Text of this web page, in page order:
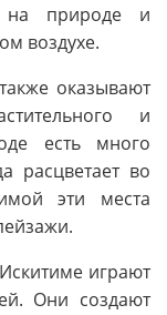
на природе и
воздухе.
оказывают
и
есть много
расцветает во
эти места
играют
Они создают